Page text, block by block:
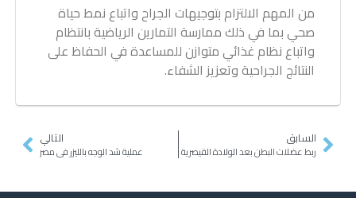
من المهم الالتزام بتوجيهات الجراح واتباع نمط حياة
صحي بما في ذلك ممارسة التمارين الرياضية بانتظام
واتباع نظام غذائي متوازن للمساعدة في الحفاظ على
النتائج الجراحية وتعزيز الشفاء.
السابق
ربط عضلات البطن بعد الولادة القيصرية
التالي
عملية شد الوجه بالليزر في مصر